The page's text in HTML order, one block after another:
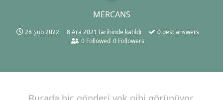
MERCANS
28 Şub 2022 8 Ara 2021 tarihinde katıldı 0 best answers
0 Followed 0 Followers